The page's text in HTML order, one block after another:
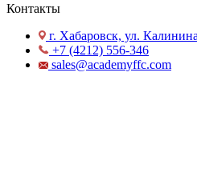
Контакты
г. Хабаровск, ул.
+7 (4212) 556-346
sales@academyffc.com